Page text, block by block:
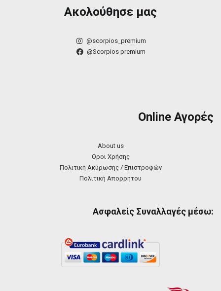
Ακολούθησε μας
@scorpios_premium
@Scorpios premium
Online Αγορές
About us
Όροι Χρήσης
Πολιτική Ακύρωσης / Επιστροφών
Πολιτική Απορρήτου
Ασφαλείς Συναλλαγές μέσω: